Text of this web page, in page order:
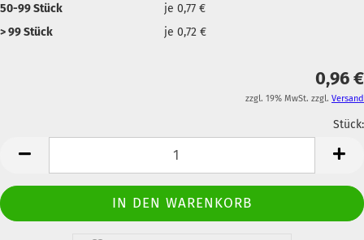
50-99 Stück
je 0,77 €
> 99 Stück
je 0,72 €
0,96 €
zzgl. 19% MwSt. zzgl. Versand
Stück: